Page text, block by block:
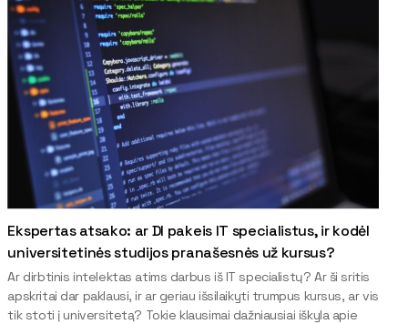
Ekspertas atsako: ar DI pakeis IT specialistus, ir kodėl
universitetinės studijos pranašesnės už kursus?
Ar dirbtinis intelektas atims darbus iš IT specialistų? Ar ši sritis
apskritai dar paklausi, ir ar geriau išsilaikyti trumpus kursus, ar vis
tik stoti į universitetą? Tokie klausimai dažniausiai iškyla apie